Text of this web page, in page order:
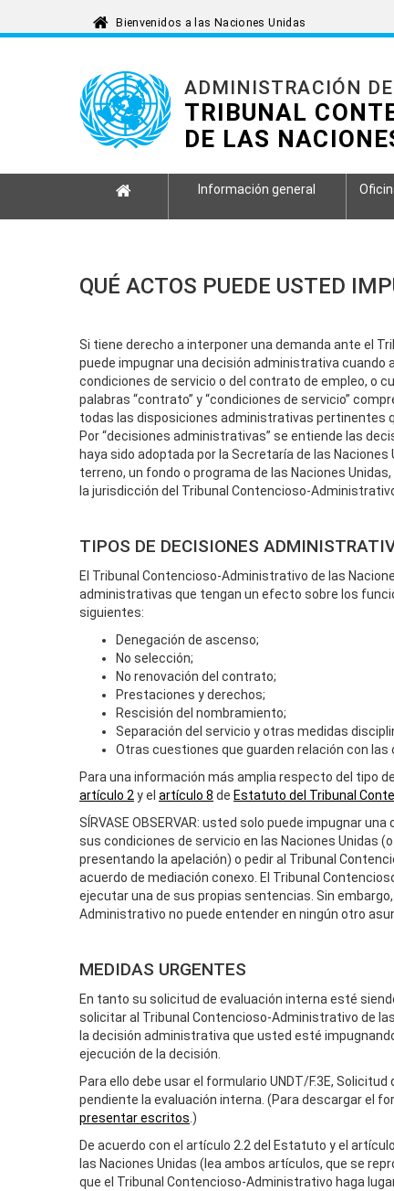
ADMINISTRACIÓN
TRIBUNAL
DE LAS
Información general
QUÉ ACTOS PUEDE USTED
Si tiene derecho a interponer una demanda ante el
puede impugnar una decisión administrativa cuando
condiciones de servicio o del contrato de empleo, o
palabras “contrato” y “condiciones de servicio”
todas las disposiciones administrativas pertinentes
Por “decisiones administrativas” se entiende las
haya sido adoptada por la Secretaría de las
terreno, un fondo o programa de las Naciones
la jurisdicción del Tribunal Contencioso-
TIPOS DE DECISIONES
El Tribunal Contencioso-Administrativo de las
administrativas que tengan un efecto sobre los
siguientes:
Denegación de ascenso;
No selección;
No renovación del contrato;
Prestaciones y derechos;
Rescisión del nombramiento;
Separación del servicio y otras medidas
Otras cuestiones que guarden relación con las
Para una información más amplia respecto del tipo
artículo 2 y el artículo 8 de Estatuto del Tribunal
SÍRVASE OBSERVAR: usted solo puede impugnar
sus condiciones de servicio en las Naciones Unidas
presentando la apelación) o pedir al Tribunal
acuerdo de mediación conexo. El Tribunal
ejecutar una de sus propias sentencias. Sin
Administrativo no puede entender en ningún otro
MEDIDAS URGENTES
En tanto su solicitud de evaluación interna esté
solicitar al Tribunal Contencioso-Administrativo de
la decisión administrativa que usted esté
ejecución de la decisión.
Para ello debe usar el formulario UNDT/F.3E,
pendiente la evaluación interna. (Para descargar el
presentar escritos .)
De acuerdo con el artículo 2.2 del Estatuto y el
las Naciones Unidas (lea ambos artículos, que se
que el Tribunal Contencioso-Administrativo haga